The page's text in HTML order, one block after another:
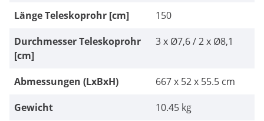
Länge Teleskoprohr [cm]
150
Durchmesser Teleskoprohr
[cm]
3 x Ø7,6 / 2 x Ø8,1
Abmessungen (LxBxH)
667 x 52 x 55.5 cm
Gewicht
10.45 kg